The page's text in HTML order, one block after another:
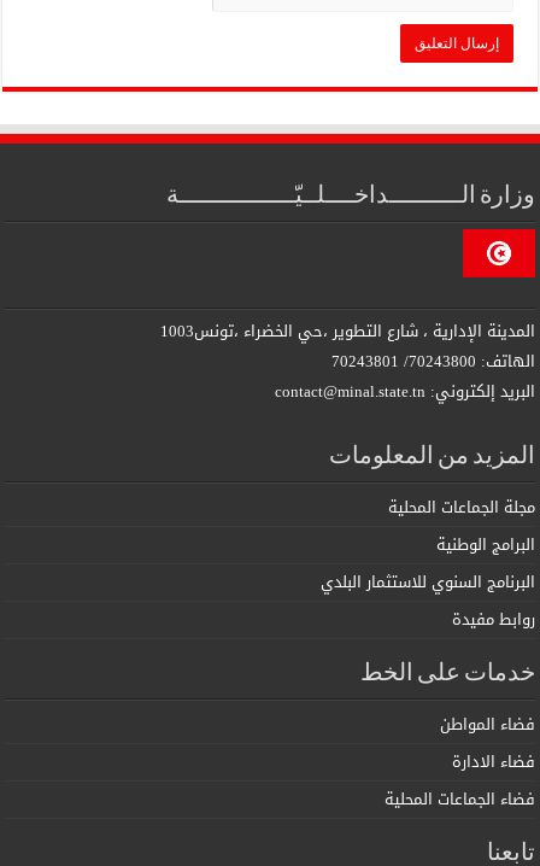
وزارة الــــــــــداخــــلــيّــــــــــــــــة
المدينة الإدارية ، شارع التطوير ،حي الخضراء ،تونس1003
الهاتف: 70243800/ 70243801
البريد إلكتروني: contact@minal.state.tn
المزيد من المعلومات
مجلة الجماعات المحلية
البرامج الوطنية
البرنامج السنوي للاستثمار البلدي
روابط مفيدة
خدمات على الخط
فضاء المواطن
فضاء الادارة
فضاء الجماعات المحلية
تابعنا